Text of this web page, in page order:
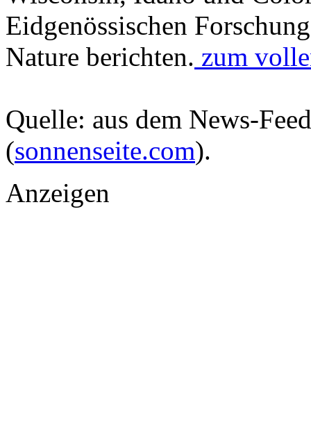
Eidgenössischen
Nature berichten. zum
Quelle: aus dem News-
(sonnenseite.com).
Anzeigen